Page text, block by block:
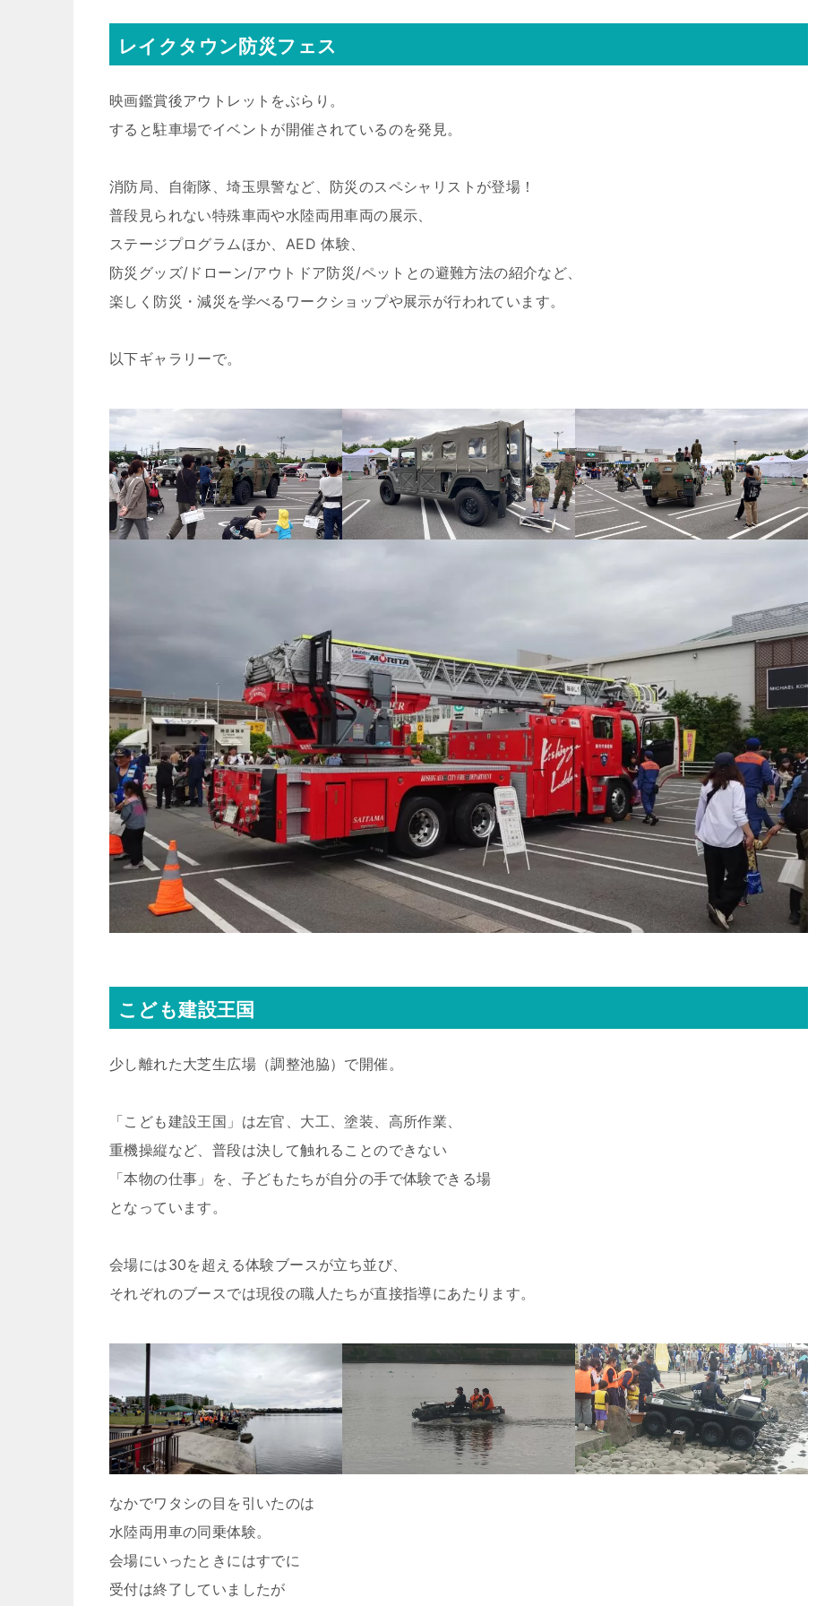
レイクタウン防災フェス
映画鑑賞後アウトレットをぶらり。
すると駐車場でイベントが開催されているのを発見。
消防局、自衛隊、埼玉県警など、防災のスペシャリストが登場！
普段見られない特殊車両や水陸両用車両の展示、
ステージプログラムほか、AED 体験、
防災グッズ/ドローン/アウトドア防災/ペットとの避難方法の紹介など、
楽しく防災・減災を学べるワークショップや展示が行われています。
以下ギャラリーで。
こども建設王国
少し離れた大芝生広場（調整池脇）で開催。
「こども建設王国」は左官、大工、塗装、高所作業、
重機操縦など、普段は決して触れることのできない
「本物の仕事」を、子どもたちが自分の手で体験できる場
となっています。
会場には30を超える体験ブースが立ち並び、
それぞれのブースでは現役の職人たちが直接指導にあたります。
なかでワタシの目を引いたのは
水陸両用車の同乗体験。
会場にいったときにはすでに
受付は終了していましたが